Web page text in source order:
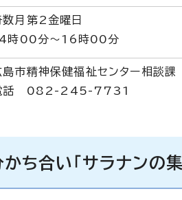
数月第2金曜日
時00分～16時00分
島市精神保健福祉センター相談課
話 082-245-7731
ち合い「サラナンの集